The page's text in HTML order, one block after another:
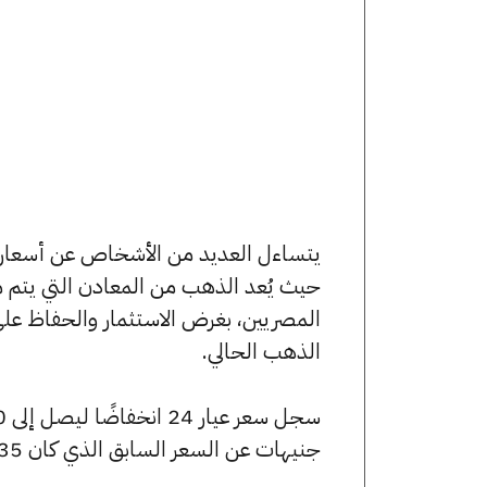
حيث يُعد الذهب من المعادن التي يتم
المصريين، بغرض الاستثمار
الذهب الحالي.
جنيهات عن السعر السابق الذي كان 7935 جنيهًا للبيع و7855 جنيهًا للشراء.